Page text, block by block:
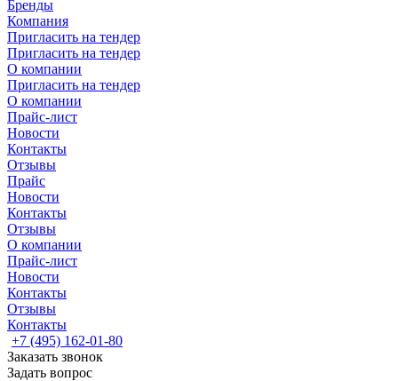
Бренды
Компания
Пригласить на тендер
Пригласить на тендер
О компании
Пригласить на тендер
О компании
Прайс-лист
Новости
Контакты
Отзывы
Прайс
Новости
Контакты
Отзывы
О компании
Прайс-лист
Новости
Контакты
Отзывы
Контакты
+7 (495) 162-01-80
Заказать звонок
Задать вопрос